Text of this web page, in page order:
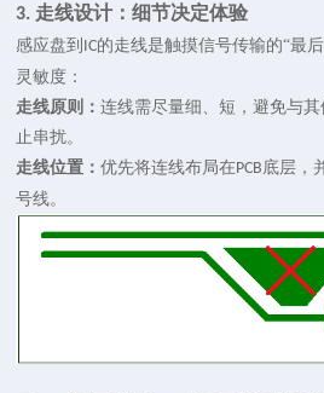
3. 走线设计：细节决定体验
感应盘到 IC的走线是触摸信号传输的“最
灵敏度：
走线原则：连线需尽量细、短，避免与
止串扰。
走线位置：优先将连线布局在PCB 底层，
号线。